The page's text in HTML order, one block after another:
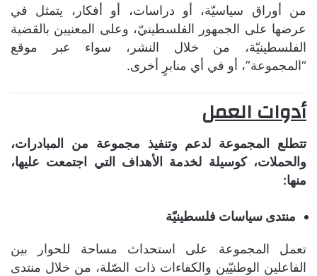
من أوراق سياسيّة، أو دراسات، أو أفكار، يتمثل في
عرضها على الجمهور الفلسطينيّ، وعلى المعنيين بالقضية
الفلسطينيّة، من خلال النشر، سواء عبر موقع
“المجموعة”، أو في أي منابرٍ أخرى.
أدوات العمل
تتطلع المجموعة لدعم وتنفيذ مجموعة من المبادرات،
والحملات، كوسيلة لخدمة الأهداف التي اجتمعت عليها،
منها:
منتدى سياسات فلسطينيّة
تعمل المجموعة على استحداث مساحة للحوار بين
الفاعلين الوطنيّين والكفاءات ذات الصّلة، من خلال منتدى